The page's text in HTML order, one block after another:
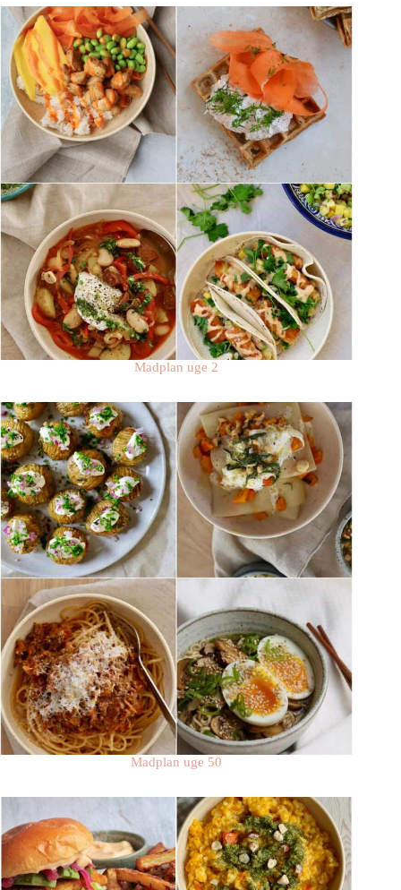
Madplan uge 2
Madplan uge 50